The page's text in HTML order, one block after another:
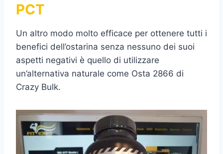
PCT
Un altro modo molto efficace per ottenere tutti i
benefici dell’ostarina senza nessuno dei suoi
aspetti negativi è quello di utilizzare
un’alternativa naturale come Osta 2866 di
Crazy Bulk.